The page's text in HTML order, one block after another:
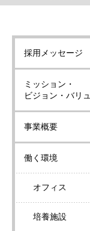
採用メッセージ
ミッション・
ビジョン・バリ
事業概要
働く環境
オフィス
培養施設